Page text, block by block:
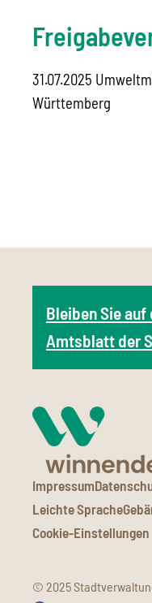
31.07.2025
Württemberg
Bleiben Sie
Amtsblatt der
Impressum
Leichte Sprache
Cookie-Einstellungen
© 2025